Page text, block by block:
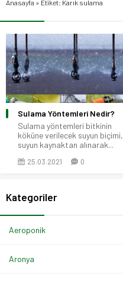
Anasayfa » Etiket: Karık sulama
Sulama Yöntemleri Nedir?
Sulama yöntemleri bitkinin
köküne verilecek suyun biçimi,
suyun kaynaktan alınarak...
25.03.2021 0
Kategoriler
Aeroponik
Aronya